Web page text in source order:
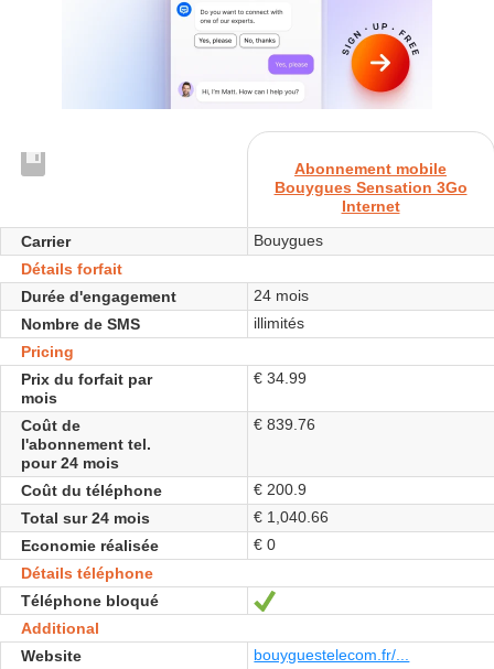
Abonnement mobile
Bouygues Sensation 3Go
Internet
Carrier
Bouygues
Détails forfait
Durée d'engagement
24 mois
Nombre de SMS
illimités
Pricing
Prix du forfait par
mois
€ 34.99
Coût de
l'abonnement tel.
pour 24 mois
€ 839.76
Coût du téléphone
€ 200.9
Total sur 24 mois
€ 1,040.66
Economie réalisée
€ 0
Détails téléphone
Téléphone bloqué
Yes
Additional
Website
bouyguestelecom.fr/...